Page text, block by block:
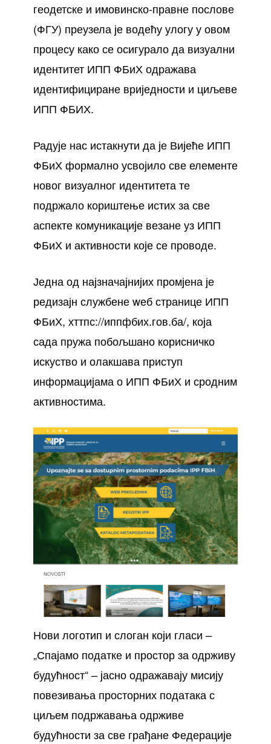
геодетске и имовинско-правне послове
(ФГУ) преузела је водећу улогу у овом
процесу како се осигурало да визуални
идентитет ИПП ФБиХ одражава
идентифициране вриједности и циљеве
ИПП ФБИХ.
Радује нас истакнути да је Вијеће ИПП
ФБиХ формално усвојило све елементе
новог визуалног идентитета те
подржало кориштење истих за све
аспекте комуникације везане уз ИПП
ФБиХ и активности које се проводе.
Једна од најзначајнијих промјена је
редизајн службене wеб странице ИПП
ФБиХ, хттпс://иппфбих.гов.ба/, која
сада пружа побољшано корисничко
искуство и олакшава приступ
информацијама о ИПП ФБиХ и сродним
активностима.
Нови логотип и слоган који гласи –
„Спајамо податке и простор за одрживу
будућност“ – јасно одражавају мисију
повезивања просторних података с
циљем подржавања одрживе
будућности за све грађане Федерације